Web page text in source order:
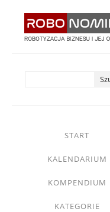
START
KALENDARIUM
KOMPENDIUM
KATEGORIE